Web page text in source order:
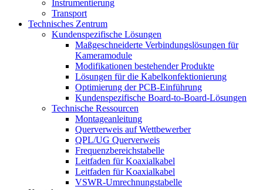
Instrumentierung
Transport
Technisches Zentrum
Kundenspezifische Lösungen
Maßgeschneiderte Verbindungslösungen für
Kameramodule
Modifikationen bestehender Produkte
Lösungen für die Kabelkonfektionierung
Optimierung der PCB-Einführung
Kundenspezifische Board-to-Board-Lösungen
Technische Ressourcen
Montageanleitung
Querverweis auf Wettbewerber
QPL/UG Querverweis
Frequenzbereichstabelle
Leitfaden für Koaxialkabel
Leitfaden für Koaxialkabel
VSWR-Umrechnungstabelle